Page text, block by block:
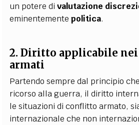
un potere divalutazione
eminentementepolitica.
2. Diritto applicabile
armati
Partendo sempre dal principio
ricorso alla guerra, il diritto
le situazioni di conflitto armato,
internazionale che non